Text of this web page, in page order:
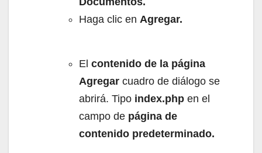
Haga clic en Agregar.
El contenido de la página
Agregar cuadro de diálogo se
abrirá. Tipo index.php en el
campo de página de
contenido predeterminado.